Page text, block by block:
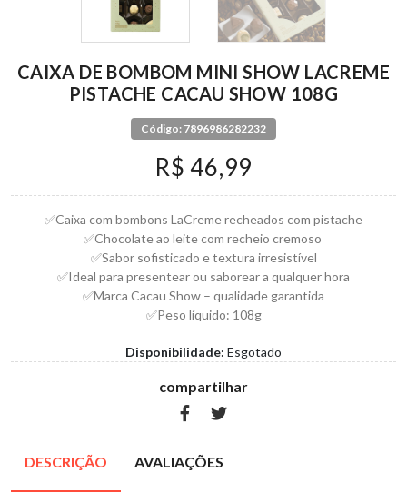
CAIXA DE BOMBOM MINI SHOW LACREME
PISTACHE CACAU SHOW 108G
Código: 7896986282232
R$ 46,99
✅Caixa com bombons LaCreme recheados com pistache
✅Chocolate ao leite com recheio cremoso
✅Sabor sofisticado e textura irresistível
✅Ideal para presentear ou saborear a qualquer hora
✅Marca Cacau Show – qualidade garantida
✅Peso líquido: 108g
Disponibilidade: Esgotado
compartilhar
DESCRIÇÃO AVALIAÇÕES